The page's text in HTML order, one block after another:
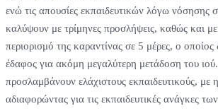
ενώ τις απουσίες εκπαιδευτικών λόγω νόσησης
καλύψουν με τρίμηνες προσλήψεις, καθώς και
περιορισμό της καραντίνας σε 5 μέρες, ο οποίος
έδαφος για ακόμη μεγαλύτερη μετάδοση του
προσλαμβάνουν ελάχιστους εκπαιδευτικούς, με
αδιαφορώντας για τις εκπαιδευτικές ανάγκες